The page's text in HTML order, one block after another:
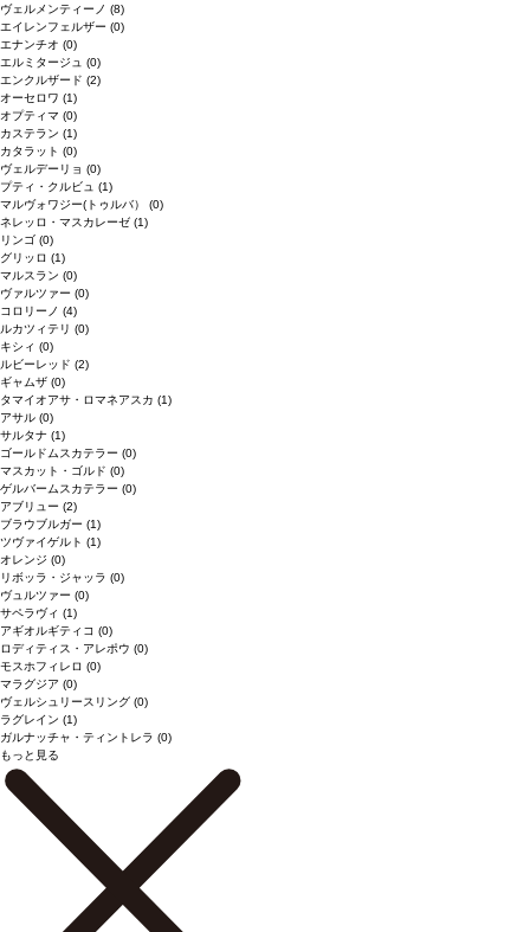
ヴェルメンティーノ (8)
エイレンフェルザー (0)
エナンチオ (0)
エルミタージュ (0)
エンクルザード (2)
オーセロワ (1)
オプティマ (0)
カステラン (1)
カタラット (0)
ヴェルデーリョ (0)
プティ・クルビュ (1)
マルヴォワジー(トゥルバ） (0)
ネレッロ・マスカレーゼ (1)
リンゴ (0)
グリッロ (1)
マルスラン (0)
ヴァルツァー (0)
コロリーノ (4)
ルカツィテリ (0)
キシィ (0)
ルビーレッド (2)
ギャムザ (0)
タマイオアサ・ロマネアスカ (1)
アサル (0)
サルタナ (1)
ゴールドムスカテラー (0)
マスカット・ゴルド (0)
ゲルバームスカテラー (0)
アブリュー (2)
ブラウブルガー (1)
ツヴァイゲルト (1)
オレンジ (0)
リボッラ・ジャッラ (0)
ヴュルツァー (0)
サペラヴィ (1)
アギオルギティコ (0)
ロディティス・アレポウ (0)
モスホフィレロ (0)
マラグジア (0)
ヴェルシュリースリング (0)
ラグレイン (1)
ガルナッチャ・ティントレラ (0)
もっと見る